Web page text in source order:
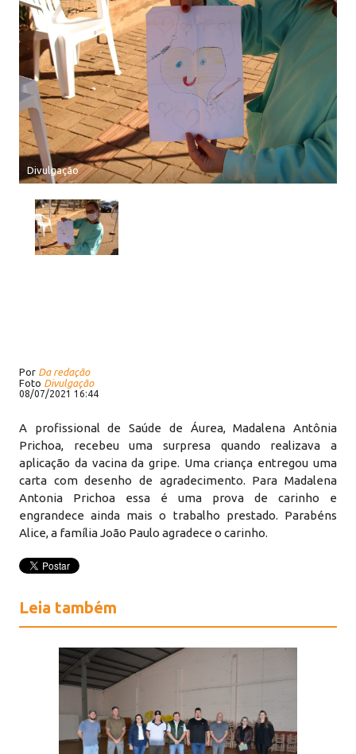
Divulgação
Por Da redação
Foto Divulgação
08/07/2021 16:44
A profissional de Saúde de Áurea, Madalena Antônia
Prichoa, recebeu uma surpresa quando realizava a
aplicação da vacina da gripe. Uma criança entregou uma
carta com desenho de agradecimento. Para Madalena
Antonia Prichoa essa é uma prova de carinho e
engrandece ainda mais o trabalho prestado. Parabéns
Alice, a família João Paulo agradece o carinho.
Leia também